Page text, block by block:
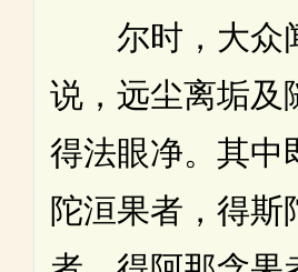
尔时，大众
说，远尘离垢及
得法眼净。其中
陀洹果者，得斯